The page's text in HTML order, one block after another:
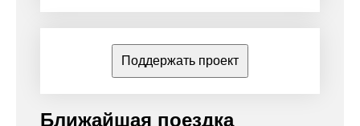
Поддержать проект
Ближайшая поездка